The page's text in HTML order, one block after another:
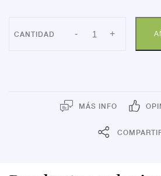
- FARLINE
DUPLO
EFERVESCENTES.
cantidad
+
MÁS INFO